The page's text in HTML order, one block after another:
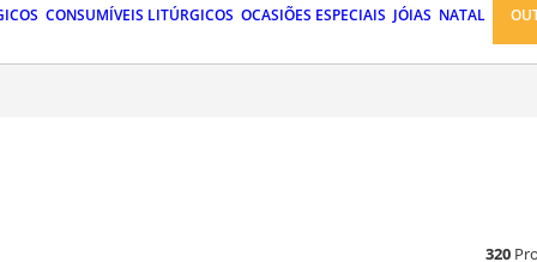
CONSUMÍVEIS LITÚRGICOS OCASIÕES ESPECIAIS JÓIAS NATAL
320